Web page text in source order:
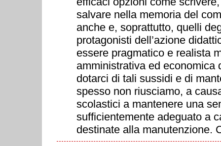
salvare nella memoria del
anche e, soprattutto, quelli
protagonisti dell’azione
essere pragmatico e realista
amministrativa ed economica
dotarci di tali sussidi e di
spesso non riusciamo, a
scolastici a mantenere una
sufficientemente adeguato a
destinate alla manutenzione.